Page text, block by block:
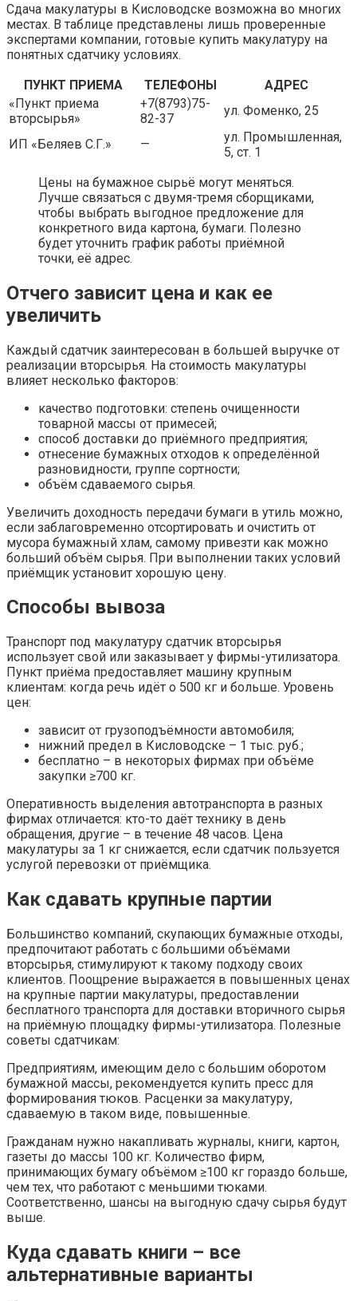
Сдача макулатуры в Кисловодске возможна во многих
местах. В таблице представлены лишь проверенные
экспертами компании, готовые купить макулатуру на
понятных сдатчику условиях.
ПУНКТ ПРИЕМА
ТЕЛЕФОНЫ
АДРЕС
«Пункт приема
вторсырья»
+7(8793)75-
82-37
ул. Фоменко, 25
ИП «Беляев С.Г.» —
ул. Промышленная,
5, ст. 1
Цены на бумажное сырьё могут меняться.
Лучше связаться с двумя-тремя сборщиками,
чтобы выбрать выгодное предложение для
конкретного вида картона, бумаги. Полезно
будет уточнить график работы приёмной
точки, её адрес.
Отчего зависит цена и как ее
увеличить
Каждый сдатчик заинтересован в большей выручке от
реализации вторсырья. На стоимость макулатуры
влияет несколько факторов:
качество подготовки: степень очищенности
товарной массы от примесей;
способ доставки до приёмного предприятия;
отнесение бумажных отходов к определённой
разновидности, группе сортности;
объём сдаваемого сырья.
Увеличить доходность передачи бумаги в утиль можно,
если заблаговременно отсортировать и очистить от
мусора бумажный хлам, самому привезти как можно
больший объём сырья. При выполнении таких условий
приёмщик установит хорошую цену.
Способы вывоза
Транспорт под макулатуру сдатчик вторсырья
использует свой или заказывает у фирмы-утилизатора.
Пункт приёма предоставляет машину крупным
клиентам: когда речь идёт о 500 кг и больше. Уровень
цен:
зависит от грузоподъёмности автомобиля;
нижний предел в Кисловодске – 1 тыс. руб.;
бесплатно – в некоторых фирмах при объёме
закупки ≥700 кг.
Оперативность выделения автотранспорта в разных
фирмах отличается: кто-то даёт технику в день
обращения, другие – в течение 48 часов. Цена
макулатуры за 1 кг снижается, если сдатчик пользуется
услугой перевозки от приёмщика.
Как сдавать крупные партии
Большинство компаний, скупающих бумажные отходы,
предпочитают работать с большими объёмами
вторсырья, стимулируют к такому подходу своих
клиентов. Поощрение выражается в повышенных ценах
на крупные партии макулатуры, предоставлении
бесплатного транспорта для доставки вторичного сырья
на приёмную площадку фирмы-утилизатора. Полезные
советы сдатчикам:
Предприятиям, имеющим дело с большим оборотом
бумажной массы, рекомендуется купить пресс для
формирования тюков. Расценки за макулатуру,
сдаваемую в таком виде, повышенные.
Гражданам нужно накапливать журналы, книги, картон,
газеты до массы 100 кг. Количество фирм,
принимающих бумагу объёмом ≥100 кг гораздо больше,
чем тех, что работают с меньшими тюками.
Соответственно, шансы на выгодную сдачу сырья будут
выше.
Куда сдавать книги – все
альтернативные варианты